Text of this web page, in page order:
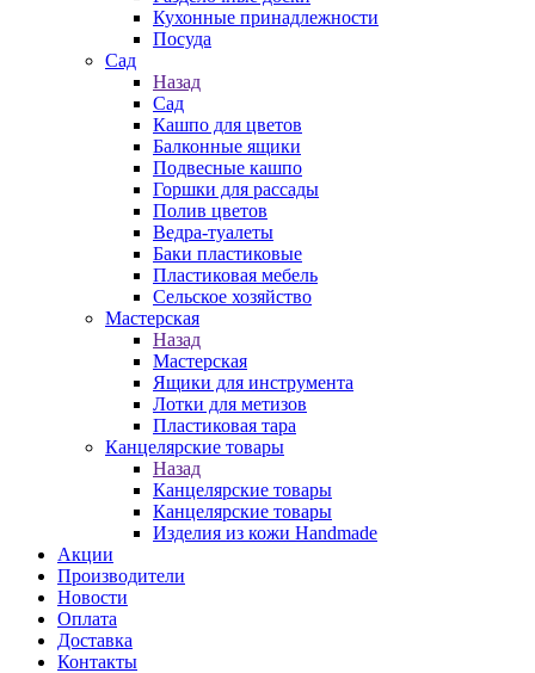
Кухонные принадлежности
Посуда
Сад
Назад
Сад
Кашпо для цветов
Балконные ящики
Подвесные кашпо
Горшки для рассады
Полив цветов
Ведра-туалеты
Баки пластиковые
Пластиковая мебель
Сельское хозяйство
Мастерская
Назад
Мастерская
Ящики для инструмента
Лотки для метизов
Пластиковая тара
Канцелярские товары
Назад
Канцелярские товары
Канцелярские товары
Изделия из кожи Handmade
Акции
Производители
Новости
Оплата
Доставка
Контакты